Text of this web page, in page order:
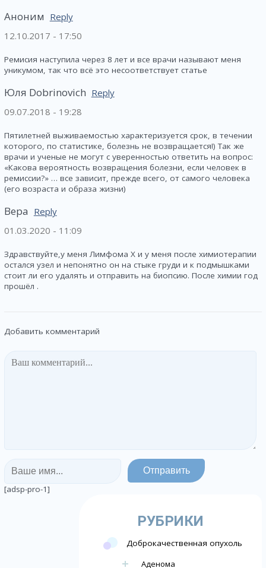
Аноним Reply
12.10.2017 - 17:50
Ремисия наступила через 8 лет и все врачи называют меня
уникумом, так что всё это несоответствует статье
Юля Dobrinovich Reply
09.07.2018 - 19:28
Пятилетней выживаемостью характеризуется срок, в течении
которого, по статистике, болезнь не возвращается!) Так же
врачи и ученые не могут с уверенностью ответить на вопрос:
«Какова вероятность возвращения болезни, если человек в
ремиссии?» … все зависит, прежде всего, от самого человека
(его возраста и образа жизни)
Вера Reply
01.03.2020 - 11:09
Здравствуйте,у меня Лимфома Х и у меня после химиотерапии
остался узел и непонятно он на стыке груди и к подмышками
стоит ли его удалять и отправить на биопсию. После химии год
прошёл .
Добавить комментарий
[adsp-pro-1]
РУБРИКИ
Доброкачественная опухоль
Аденома